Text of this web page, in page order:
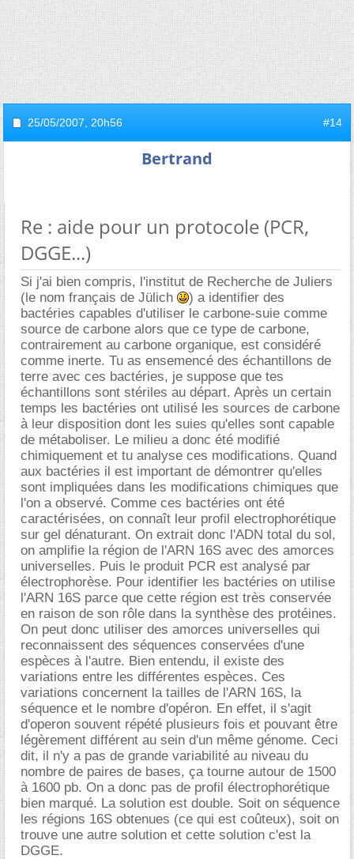
25/05/2007, 20h56 #14
Bertrand
Re : aide pour un protocole (PCR,
DGGE...)
Si j'ai bien compris, l'institut de Recherche de Juliers
(le nom français de Jülich
) a identifier des
bactéries capables d'utiliser le carbone-suie comme
source de carbone alors que ce type de carbone,
contrairement au carbone organique, est considéré
comme inerte. Tu as ensemencé des échantillons de
terre avec ces bactéries, je suppose que tes
échantillons sont stériles au départ. Après un certain
temps les bactéries ont utilisé les sources de carbone
à leur disposition dont les suies qu'elles sont capable
de métaboliser. Le milieu a donc été modifié
chimiquement et tu analyse ces modifications. Quand
aux bactéries il est important de démontrer qu'elles
sont impliquées dans les modifications chimiques que
l'on a observé. Comme ces bactéries ont été
caractérisées, on connaît leur profil electrophorétique
sur gel dénaturant. On extrait donc l'ADN total du sol,
on amplifie la région de l'ARN 16S avec des amorces
universelles. Puis le produit PCR est analysé par
électrophorèse. Pour identifier les bactéries on utilise
l'ARN 16S parce que cette région est très conservée
en raison de son rôle dans la synthèse des protéines.
On peut donc utiliser des amorces universelles qui
reconnaissent des séquences conservées d'une
espèces à l'autre. Bien entendu, il existe des
variations entre les différentes espèces. Ces
variations concernent la tailles de l'ARN 16S, la
séquence et le nombre d'opéron. En effet, il s'agit
d'operon souvent répété plusieurs fois et pouvant être
légèrement différent au sein d'un même génome. Ceci
dit, il n'y a pas de grande variabilité au niveau du
nombre de paires de bases, ça tourne autour de 1500
à 1600 pb. On a donc pas de profil électrophorétique
bien marqué. La solution est double. Soit on séquence
les régions 16S obtenues (ce qui est coûteux), soit on
trouve une autre solution et cette solution c'est la
DGGE.